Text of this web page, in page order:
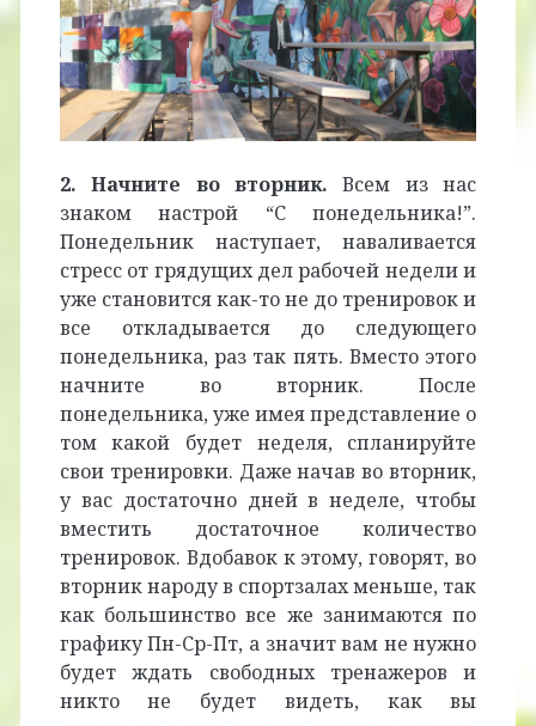
2. Начните во вторник. Всем из нас
знаком настрой “С понедельника!”.
Понедельник наступает, наваливается
стресс от грядущих дел рабочей недели и
уже становится как-то не до тренировок и
все откладывается до следующего
понедельника, раз так пять. Вместо этого
начните во вторник. После
понедельника, уже имея представление о
том какой будет неделя, спланируйте
свои тренировки. Даже начав во вторник,
у вас достаточно дней в неделе, чтобы
вместить достаточное количество
тренировок. Вдобавок к этому, говорят, во
вторник народу в спортзалах меньше, так
как большинство все же занимаются по
графику Пн-Ср-Пт, а значит вам не нужно
будет ждать свободных тренажеров и
никто не будет видеть, как вы